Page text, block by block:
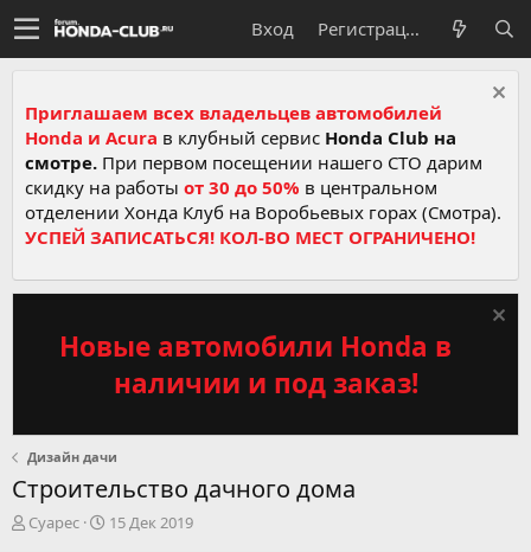
Вход Регистрация
Приглашаем всех владельцев автомобилей
Honda и Acura в клубный сервис Honda Club на
смотре. При первом посещении нашего СТО дарим
скидку на работы от 30 до 50% в центральном
отделении Хонда Клуб на Воробьевых горах (Смотра).
УСПЕЙ ЗАПИСАТЬСЯ! КОЛ-ВО МЕСТ ОГРАНИЧЕНО!
Новые автомобили Honda в
наличии и под заказ!
Дизайн дачи
Строительство дачного дома
А
Суарес
Д15 Дек 2019